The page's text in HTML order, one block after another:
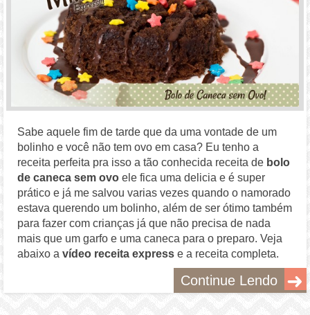
Sabe aquele fim de tarde que da uma vontade de um
bolinho e você não tem ovo em casa? Eu tenho a
receita perfeita pra isso a tão conhecida receita de bolo
de caneca sem ovo ele fica uma delicia e é super
prático e já me salvou varias vezes quando o namorado
estava querendo um bolinho, além de ser ótimo também
para fazer com crianças já que não precisa de nada
mais que um garfo e uma caneca para o preparo. Veja
abaixo avídeo receita express e a receita completa.
Continue Lendo